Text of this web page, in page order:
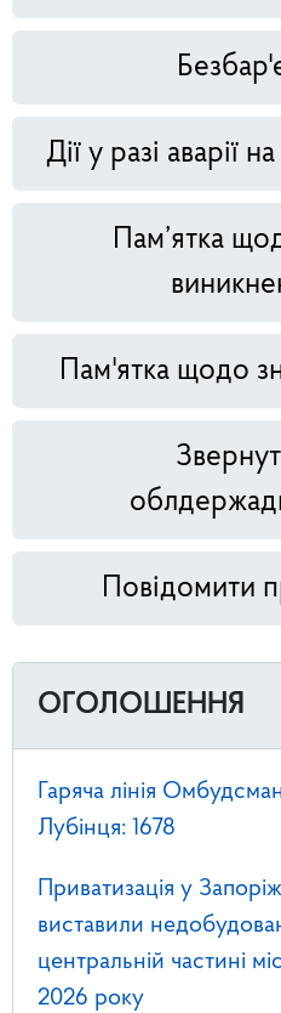
Дії у разі аварії
Пам’ятка
Пам'ятка щодо
Повідомити
ОГОЛОШЕННЯ
Гаряча лінія
Лубінця: 1678
Приватизація у
виставили
центральній частині
2026 року